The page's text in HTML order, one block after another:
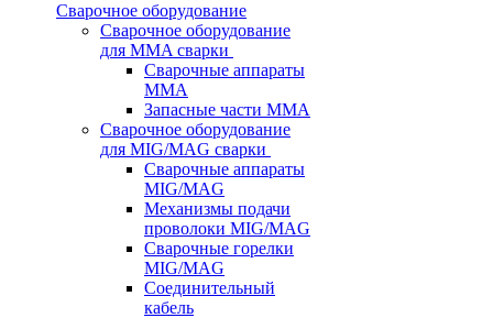
Сварочное оборудование
Сварочное оборудование
для MMA сварки
Сварочные аппараты
MMA
Запасные части MMA
Сварочное оборудование
для MIG/MAG сварки
Сварочные аппараты
MIG/MAG
Механизмы подачи
проволоки MIG/MAG
Сварочные горелки
MIG/MAG
Соединительный
кабель